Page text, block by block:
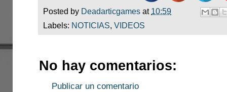
Posted by Deadarticgames at 10:59
Labels: NOTICIAS, VIDEOS
No hay comentarios:
Publicar un comentario